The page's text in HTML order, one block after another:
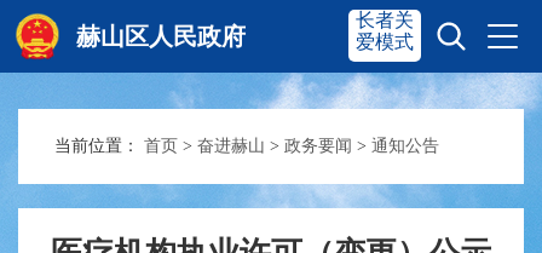
赫山区人民政府
赫山首页 奋进赫山
政务要闻 多彩资湘
长者关
爱模式
当前位置： 首页 > 奋进赫山 > 政务要闻 > 通知公告